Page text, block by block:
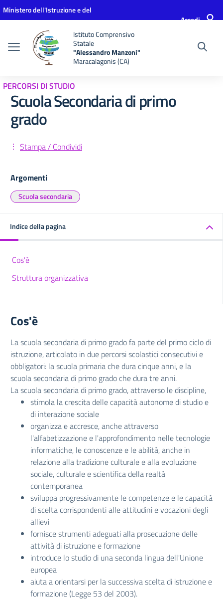
Vai ai contenuti
Vai al menu di navigazione
Vai al footer
Ministero dell'Istruzione e del
Accedi
Istituto Comprensivo
Statale
"Alessandro Manzoni"
Maracalagonis (CA)
PERCORSI DI STUDIO
Scuola Secondaria di primo
grado
Stampa / Condividi
Argomenti
Scuola secondaria
Indice della pagina
Cos'è
Struttura organizzativa
Cos'è
La scuola secondaria di primo grado fa parte del primo ciclo di
istruzione, articolato in due percorsi scolastici consecutivi e
obbligatori: la scuola primaria che dura cinque anni, e la
scuola secondaria di primo grado che dura tre anni.
La scuola secondaria di primo grado, attraverso le discipline,
stimola la crescita delle capacità autonome di studio e
di interazione sociale
organizza e accresce, anche attraverso
l'alfabetizzazione e l'approfondimento nelle tecnologie
informatiche, le conoscenze e le abilità, anche in
relazione alla tradizione culturale e alla evoluzione
sociale, culturale e scientifica della realtà
contemporanea
sviluppa progressivamente le competenze e le capacità
di scelta corrispondenti alle attitudini e vocazioni degli
allievi
fornisce strumenti adeguati alla prosecuzione delle
attività di istruzione e formazione
introduce lo studio di una seconda lingua dell'Unione
europea
aiuta a orientarsi per la successiva scelta di istruzione e
formazione (Legge 53 del 2003).